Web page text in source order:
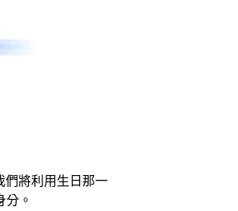
們將利用生日那一
。